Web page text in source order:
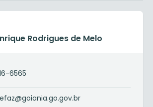
Rodrigues de Melo
6565